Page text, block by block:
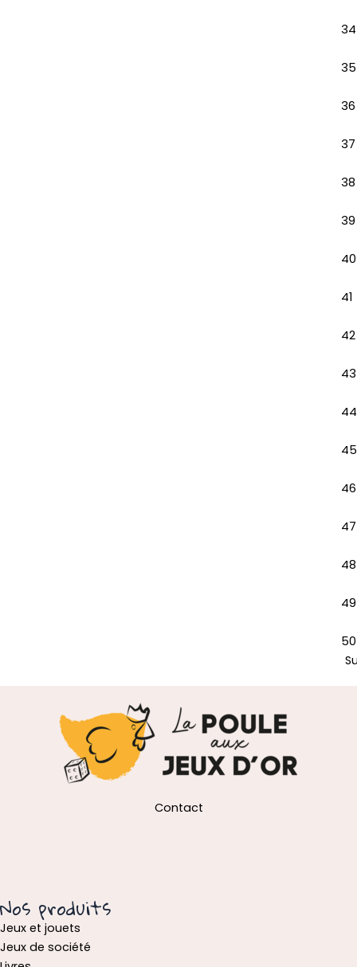
34
35
36
37
38
39
40
41
42
43
44
45
46
47
48
49
50
Contact
Nos produits
Jeux et jouets
Jeux de société